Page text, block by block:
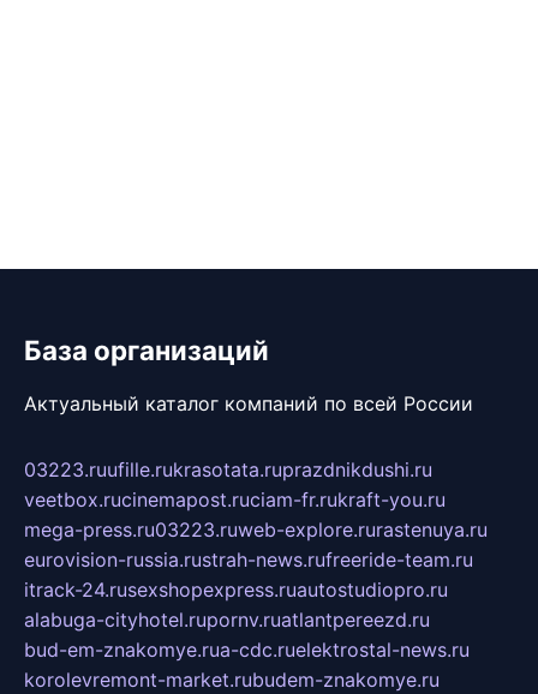
База организаций
Актуальный каталог компаний по всей России
03223.ruufille.rukrasotata.ruprazdnikdushi.ru
veetbox.rucinemapost.ruciam-fr.rukraft-you.ru
mega-press.ru03223.ruweb-explore.rurastenuya.ru
eurovision-russia.rustrah-news.rufreeride-team.ru
itrack-24.rusexshopexpress.ruautostudiopro.ru
alabuga-cityhotel.rupornv.ruatlantpereezd.ru
bud-em-znakomye.rua-cdc.ruelektrostal-news.ru
korolevremont-market.rubudem-znakomye.ru